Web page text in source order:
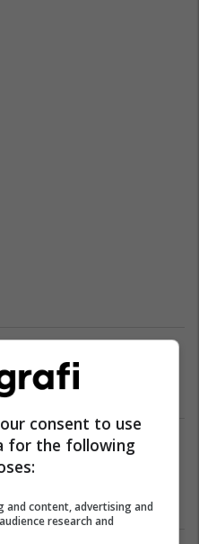
ta provoni?
08/02/2025
A e dini se cili
përgjithësisht më i
12/2024
consent to use
for the following
and content, advertising and
research and